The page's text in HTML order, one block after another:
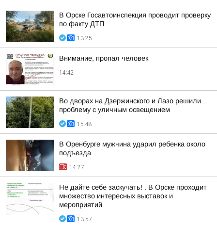
В Орске Госавтоинспекция проводит проверку
по факту ДТП
13:25
Внимание, пропал человек
14:42
Во дворах на Дзержинского и Лазо решили
проблему с уличным освещением
15:48
В Оренбурге мужчина ударил ребенка около
подъезда
14:27
Не дайте себе заскучать! . В Орске проходит
множество интересных выставок и
мероприятий
13:57